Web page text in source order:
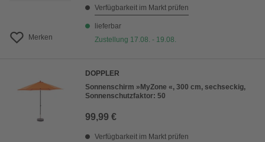
Merken
Verfügbarkeit im Markt prüfen
lieferbar
Zustellung 17.08. - 19.08.
DOPPLER
Sonnenschirm »MyZone «, 300 cm, sechseckig,
Sonnenschutzfaktor: 50
99,99 €
Verfügbarkeit im Markt prüfen